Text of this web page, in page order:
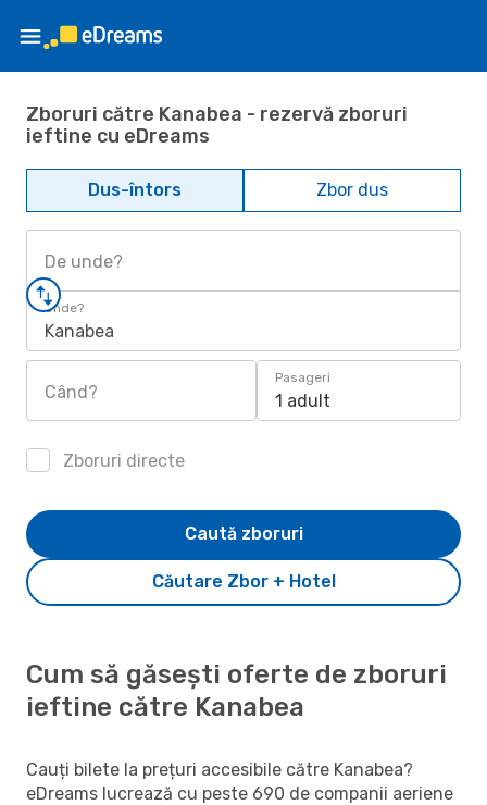
Zboruri către Kanabea - rezervă zboruri
ieftine cu eDreams
Dus-întors Zbor dus
De unde?
Unde?
Kanabea
Când?
Pasageri
1 adult
Zboruri directe
Căutare Zbor + Hotel
Caută zboruri
Cum să găsești oferte de zboruri
ieftine către Kanabea
Cauți bilete la prețuri accesibile către Kanabea?
eDreams lucrează cu peste 690 de companii aeriene